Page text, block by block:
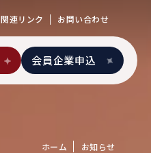
関連リンク お問い合わせ
会員企業申込
ホーム お知らせ